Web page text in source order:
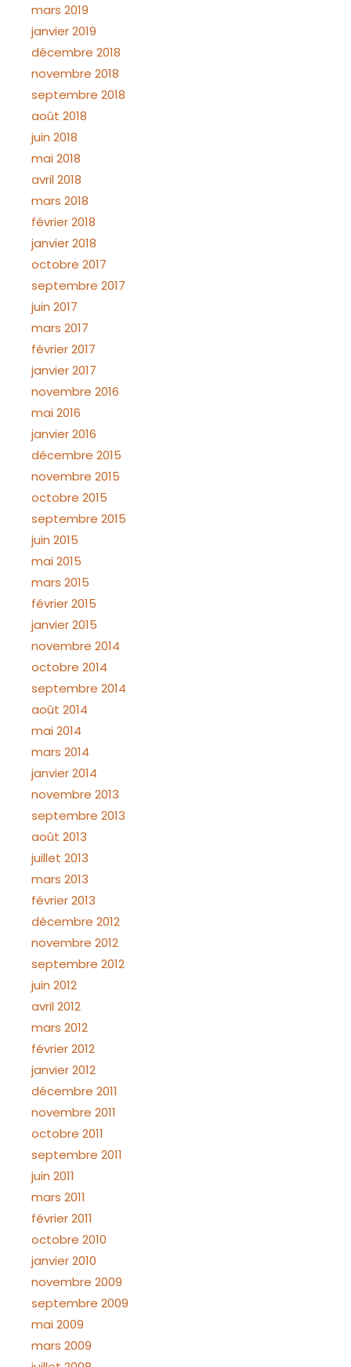
mars 2019
janvier 2019
décembre 2018
novembre 2018
septembre 2018
août 2018
juin 2018
mai 2018
avril 2018
mars 2018
février 2018
janvier 2018
octobre 2017
septembre 2017
juin 2017
mars 2017
février 2017
janvier 2017
novembre 2016
mai 2016
janvier 2016
décembre 2015
novembre 2015
octobre 2015
septembre 2015
juin 2015
mai 2015
mars 2015
février 2015
janvier 2015
novembre 2014
octobre 2014
septembre 2014
août 2014
mai 2014
mars 2014
janvier 2014
novembre 2013
septembre 2013
août 2013
juillet 2013
mars 2013
février 2013
décembre 2012
novembre 2012
septembre 2012
juin 2012
avril 2012
mars 2012
février 2012
janvier 2012
décembre 2011
novembre 2011
octobre 2011
septembre 2011
juin 2011
mars 2011
février 2011
octobre 2010
janvier 2010
novembre 2009
septembre 2009
mai 2009
mars 2009